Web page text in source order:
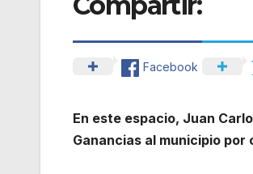
Facebook
En este espacio, Juan
Ganancias al municipio